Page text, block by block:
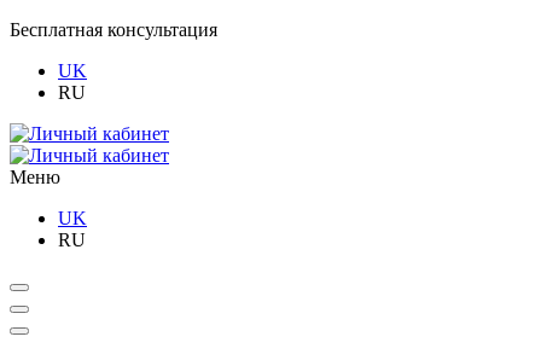
Бесплатная консультация
UK
RU
Меню
UK
RU